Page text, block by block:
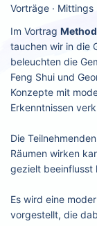
Vorträge ∙ Mittings
Im Vortrag
tauchen wir in die
beleuchten die
Feng Shui und
Konzepte mit
Erkenntnissen
Die
Räumen wirken
gezielt beeinflusst
Es wird eine
vorgestellt, die